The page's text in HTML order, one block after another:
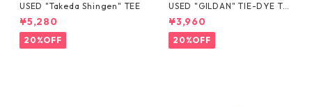
USED "Takeda Shingen" TEE
¥5,280
20%OFF
USED "GILDAN" TIE-DYE TE
E
¥3,960
20%OFF